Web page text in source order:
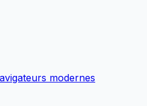
modernes